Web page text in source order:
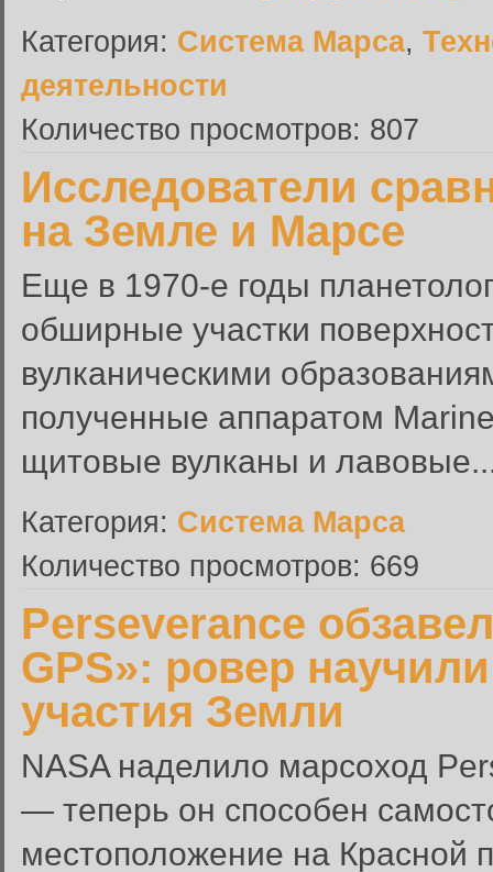
Категория: Система Марса,
деятельности
Количество просмотров: 807
Исследователи
на Земле и Марсе
Еще в 1970-е годы
обширные участки
вулканическими
полученные аппаратом
щитовые вулканы и
Категория: Система Марса
Количество просмотров: 669
Perseverance
GPS»: ровер
участия Земли
NASA наделило марсоход
— теперь он способен
местоположение на Красной